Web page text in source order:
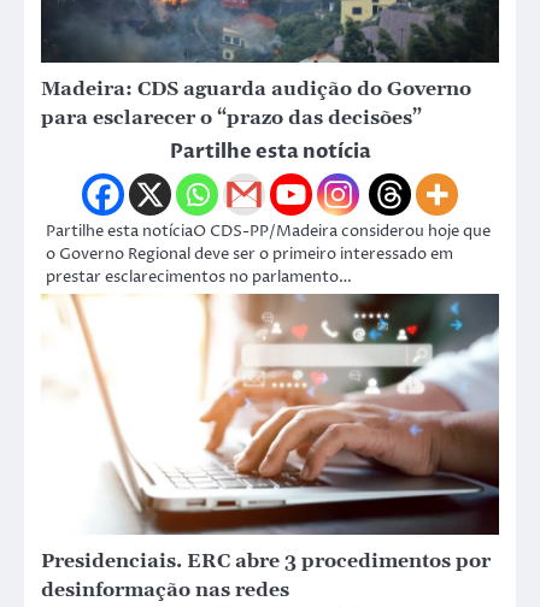
Madeira: CDS aguarda audição do Governo
para esclarecer o “prazo das decisões”
Partilhe esta notícia
Partilhe esta notíciaO CDS-PP/Madeira considerou hoje que
o Governo Regional deve ser o primeiro interessado em
prestar esclarecimentos no parlamento…
Presidenciais. ERC abre 3 procedimentos por
desinformação nas redes